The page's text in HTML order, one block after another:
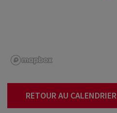
RETOUR AU CALENDRIER